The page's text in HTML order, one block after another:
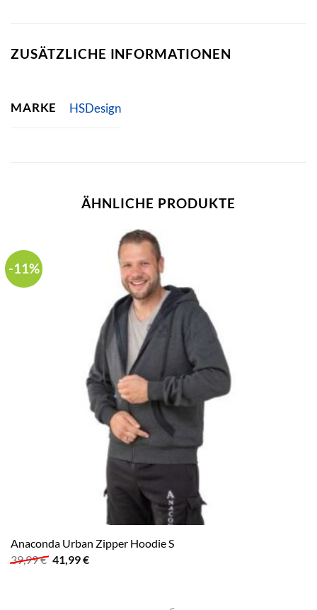
ZUSÄTZLICHE INFORMATIONEN
MARKE HSDesign
ÄHNLICHE PRODUKTE
-11%
Anaconda Urban Zipper Hoodie S
39,99€ Ursprünglicher
Preis
41,99€Aktueller